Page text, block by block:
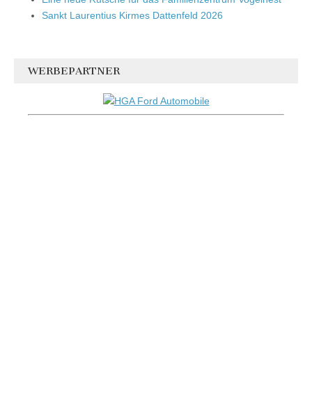
Sankt Laurentius Kirmes Dattenfeld 2026
WERBEPARTNER